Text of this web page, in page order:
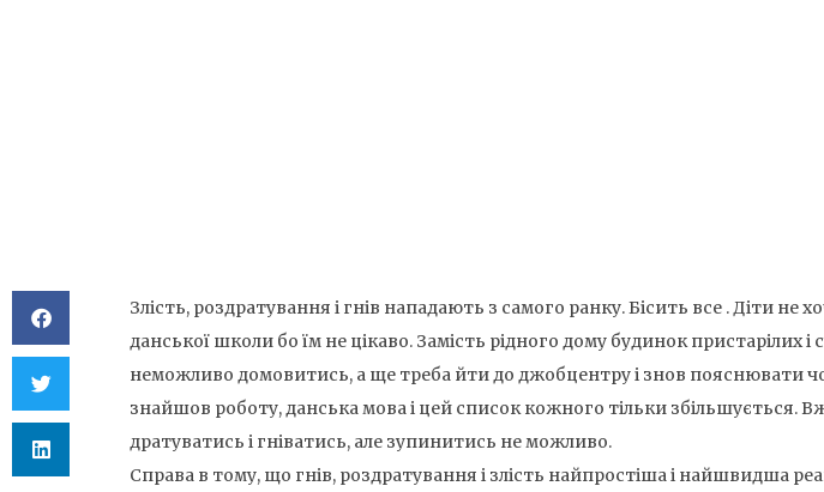
Злість, роздратування і гнів нападають з самого ранку. Бісить все . Діти не
данської школи бо їм не цікаво. Замість рідного дому будинок пристарілих і
неможливо домовитись, а ще треба йти до джобцентру і знов пояснювати
знайшов роботу, данська мова і цей список кожного тільки збільшується.
дратуватись і гніватись, але зупинитись не можливо.
Справа в тому, що гнів, роздратування і злість найпростіша і найшвидша